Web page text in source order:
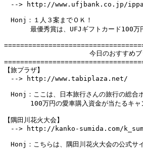
--> http://www.ufjbank.co.jp/
Honj：１人３案までＯＫ！
最優秀賞は、UFJギフトカード100万
今日のおすすめブック
【旅プラザ】
--> http://www.tabiplaza.net/
Honj：ここは、日本旅行さんの旅行の総合ポ
100万円の愛車購入資金が当たるキャン
【隅田川花火大会】
--> http://kanko-sumida.com/
Honj：こちらは、隅田川花火大会の公式サイ